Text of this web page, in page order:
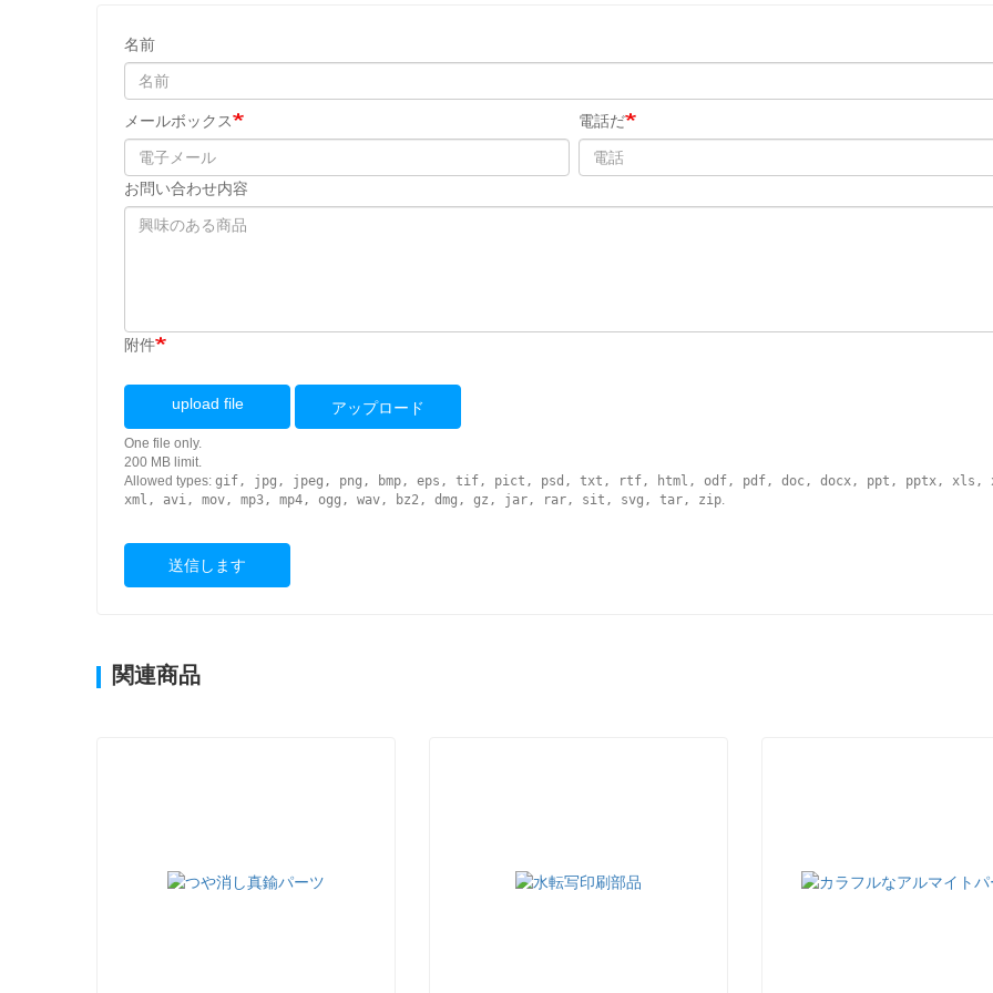
名前
メールボックス 電話だ
お問い合わせ内容
附件
upload file アップロード
One file only.
200 MB limit.
Allowed types: gif, jpg, jpeg, png, bmp, eps, tif, pict, psd, txt, rtf, html, odf, pdf, doc, docx, ppt, pptx, xls,
xml, avi, mov, mp3, mp4, ogg, wav, bz2, dmg, gz, jar, rar, sit, svg, tar, zip.
送信します
関連商品